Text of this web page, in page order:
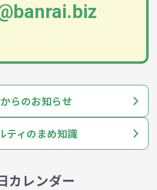
らのお知らせ
ティのまめ知識
カレンダー